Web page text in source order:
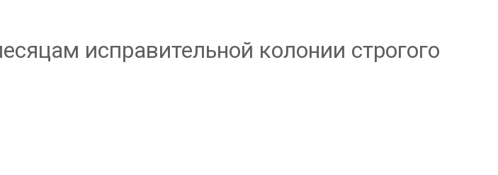
исправительной колонии строгого